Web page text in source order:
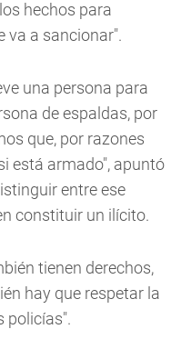
hechos para
va a sancionar".
una persona para
de espaldas, por
que, por razones
está armado", apuntó
entre ese
constituir un ilícito.
tienen derechos,
hay que respetar la
policías".